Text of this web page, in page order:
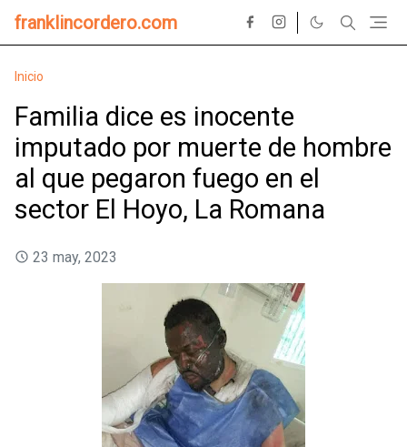
franklincordero.com
Inicio
Familia dice es inocente
imputado por muerte de hombre
al que pegaron fuego en el
sector El Hoyo, La Romana
23 may, 2023